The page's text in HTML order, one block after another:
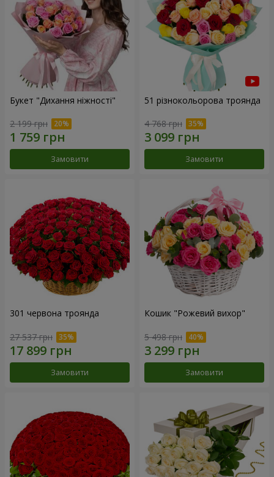
Букет "Дихання ніжності"
2 199 грн
Замовити
51 різнокольорова троянда
4 768 грн
Замовити
301 червона троянда
27 537 грн
Замовити
Кошик "Рожевий вихор"
5 498 грн
Замовити